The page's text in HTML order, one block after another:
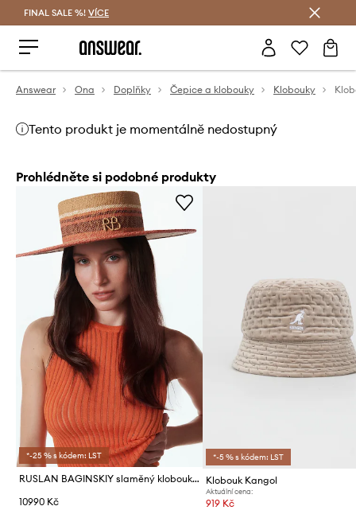
FINAL SALE %! VÍCE
Answear Ona Doplňky Čepice a klobouky Klobouky
Tento produkt je momentálně nedostupný
Prohlédněte si podobné produkty
*-25 % s kódem: LST
RUSLAN BAGINSKIY slaměný klobouk dámský pletenka Canotier Hat
10990 Kč
*-5 % s kódem: LST
Klobouk Kangol
Aktuální cena:
919 Kč